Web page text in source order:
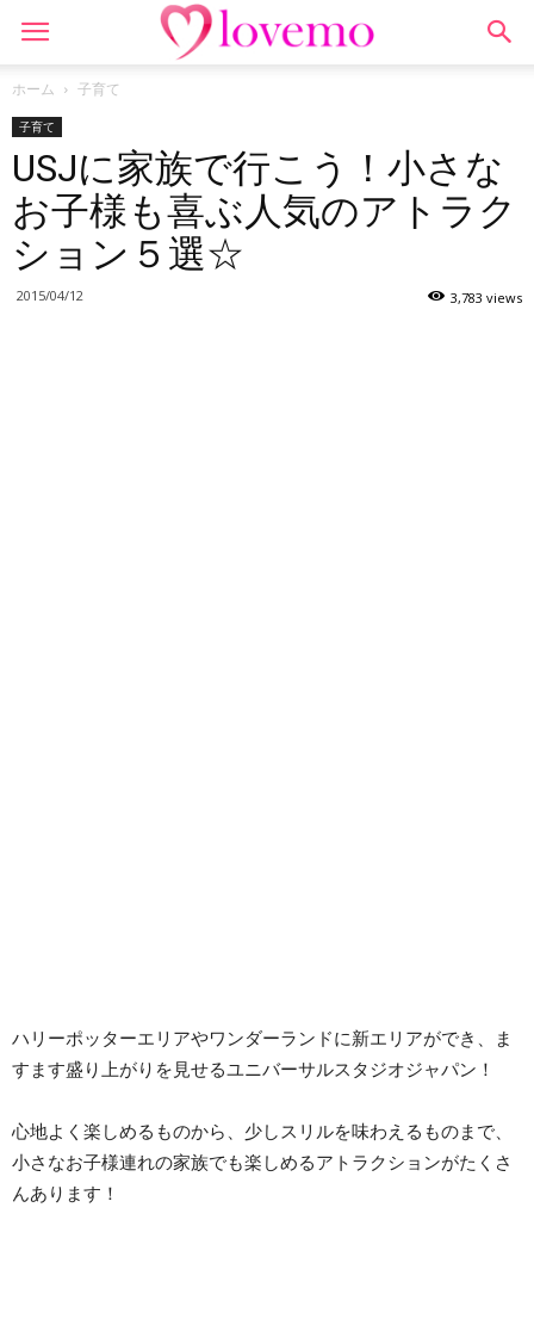
ホーム 子育て
子育て
USJに家族で行こう！小さな
お子様も喜ぶ人気のアトラク
ション５選☆
2015/04/12 3,783 views
ハリーポッターエリアやワンダーランドに新エリアができ、ま
すます盛り上がりを見せるユニバーサルスタジオジャパン！
心地よく楽しめるものから、少しスリルを味わえるものまで、
小さなお子様連れの家族でも楽しめるアトラクションがたくさ
んあります！